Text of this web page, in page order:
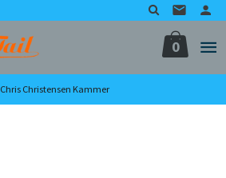
0
Chris Christensen Kammer